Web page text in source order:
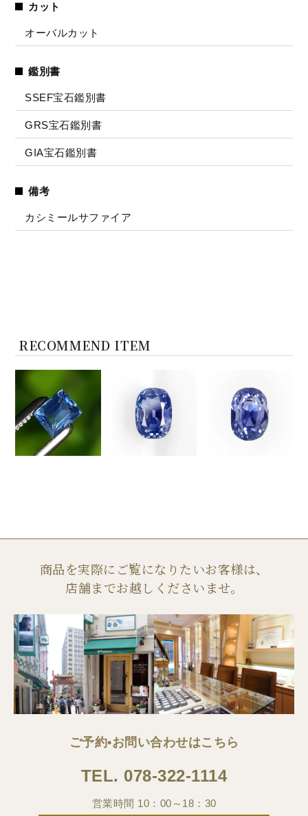
カット
オーバルカット
鑑別書
SSEF宝石鑑別書
GRS宝石鑑別書
GIA宝石鑑別書
備考
カシミールサファイア
RECOMMEND ITEM
商品を実際にご覧になりたいお客様は、
店舗までお越しくださいませ。
ご予約•お問い合わせはこちら
TEL. 078-322-1114
営業時間 10：00～18：30